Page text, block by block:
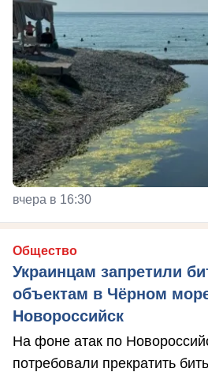
вчера в 16:30
Общество
Украинцам запретили
объектам в Чёрном
Новороссийск
На фоне атак по
потребовали прекратить